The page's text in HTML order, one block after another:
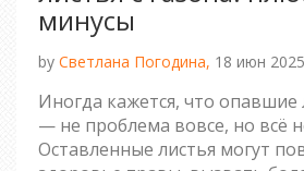
минусы
by Светлана Погодина, 18 июн
Иногда кажется, что опавшие
— не проблема вовсе, но всё
Оставленные листья могут